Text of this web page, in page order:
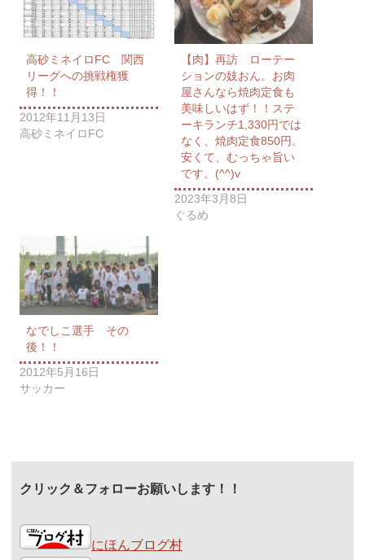
高砂ミネイロFC 関西
リーグへの挑戦権獲
得！！
2012年11月13日
高砂ミネイロFC
【肉】再訪 ローテー
ションの妓おん。お肉
屋さんなら焼肉定食も
美味しいはず！！ステ
ーキランチ1,330円では
なく、焼肉定食850円。
安くて、むっちゃ旨い
です。(^^)v
2023年3月8日
ぐるめ
なでしこ選手 その
後！！
2012年5月16日
サッカー
クリック＆フォローお願いします！！
にほんブログ村